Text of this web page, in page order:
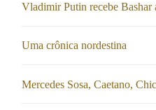
Vladimir Putin recebe Bashar
Uma crônica nordestina
Mercedes Sosa, Caetano,